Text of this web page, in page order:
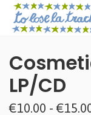
LP/CD
€10.00 -